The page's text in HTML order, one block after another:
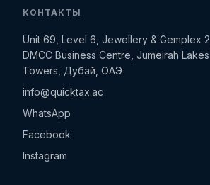
КОНТАКТЫ
Unit 69, Level 6, Jewellery & Gemplex 2,
DMCC Business Centre, Jumeirah Lakes
Towers, Дубай, ОАЭ
info@quicktax.ac
WhatsApp
Facebook
Instagram